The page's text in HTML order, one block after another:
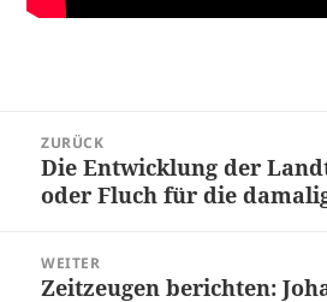
ZURÜCK
Vorheriger
Beitrag:
Die Entwicklung der
oder Fluch für die
WEITER
Nächster
Zeitzeugen berichten: